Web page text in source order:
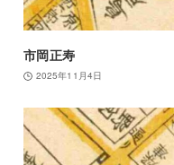
市岡正寿
2025年11月4日